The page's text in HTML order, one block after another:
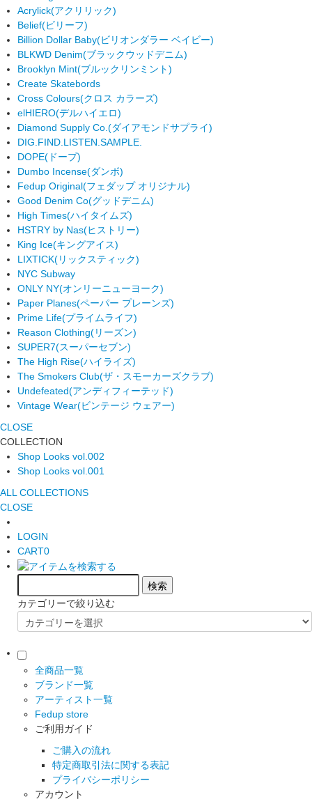
Acrylick(アクリリック)
Belief(ビリーフ)
Billion Dollar Baby(ビリオンダラー ベイビー)
BLKWD Denim(ブラックウッドデニム)
Brooklyn Mint(ブルックリンミント)
Create Skatebords
Cross Colours(クロス カラーズ)
elHIERO(デルハイエロ)
Diamond Supply Co. (ダイアモンドサプライ)
DIG.FIND.LISTEN.SAMPLE.
DOPE(ドープ)
Dumbo Incense(ダンボ)
Fedup Original(フェダップ オリジナル)
Good Denim Co(グッドデニム)
High Times(ハイタイムズ)
HSTRY by Nas(ヒストリー)
King Ice(キングアイス)
LIXTICK(リックスティック)
NYC Subway
ONLY NY(オンリーニューヨーク)
Paper Planes(ペーパー プレーンズ)
Prime Life(プライムライフ)
Reason Clothing(リーズン)
SUPER7(スーパーセブン)
The High Rise(ハイライズ)
The Smokers Club(ザ・スモーカーズクラブ)
Undefeated(アンディフィーテッド)
Vintage Wear(ビンテージ ウェアー)
CLOSE
COLLECTION
Shop Looks vol.002
Shop Looks vol.001
ALL COLLECTIONS
CLOSE
LOGIN
CART0
カテゴリーで絞り込む
全商品一覧
ブランド一覧
アーティスト一覧
Fedup store
ご利用ガイド
ご購入の流れ
特定商取引法に関する表記
プライバシーポリシー
アカウント